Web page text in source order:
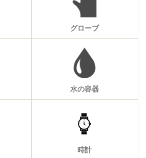
グローブ
水の容器
時計